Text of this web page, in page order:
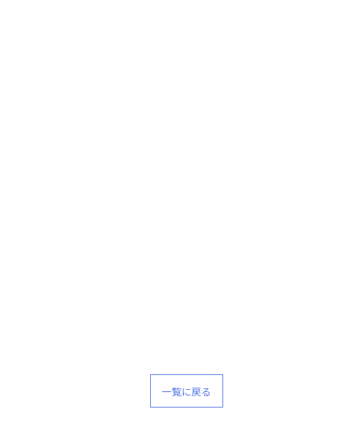
一覧に戻る